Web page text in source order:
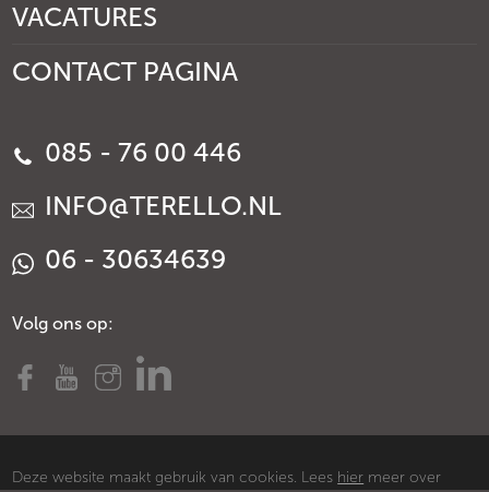
VACATURES
CONTACT PAGINA
085 - 76 00 446
INFO@TERELLO.NL
06 - 30634639
Volg ons op:
Deze website maakt gebruik van cookies. Lees hier meer over